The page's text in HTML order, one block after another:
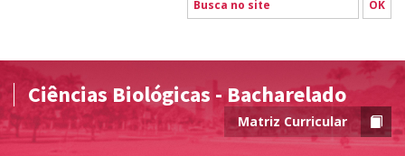
Ciências Biológicas - Bacharelado
Matriz Curricular